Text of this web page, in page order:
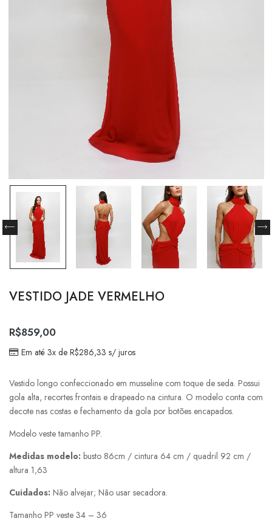
VESTIDO JADE VERMELHO
R$859,00
Em até 3x de R$286,33 s/ juros
Vestido longo confeccionado em musseline com toque de seda. Possui
gola alta, recortes frontais e drapeado na cintura. O modelo conta com
decote nas costas e fechamento da gola por botões encapados.
Modelo veste tamanho PP.
Medidas modelo: busto 86cm / cintura 64 cm / quadril 92 cm /
altura 1,63
Cuidados: Não alvejar; Não usar secadora.
Tamanho PP veste 34 – 36